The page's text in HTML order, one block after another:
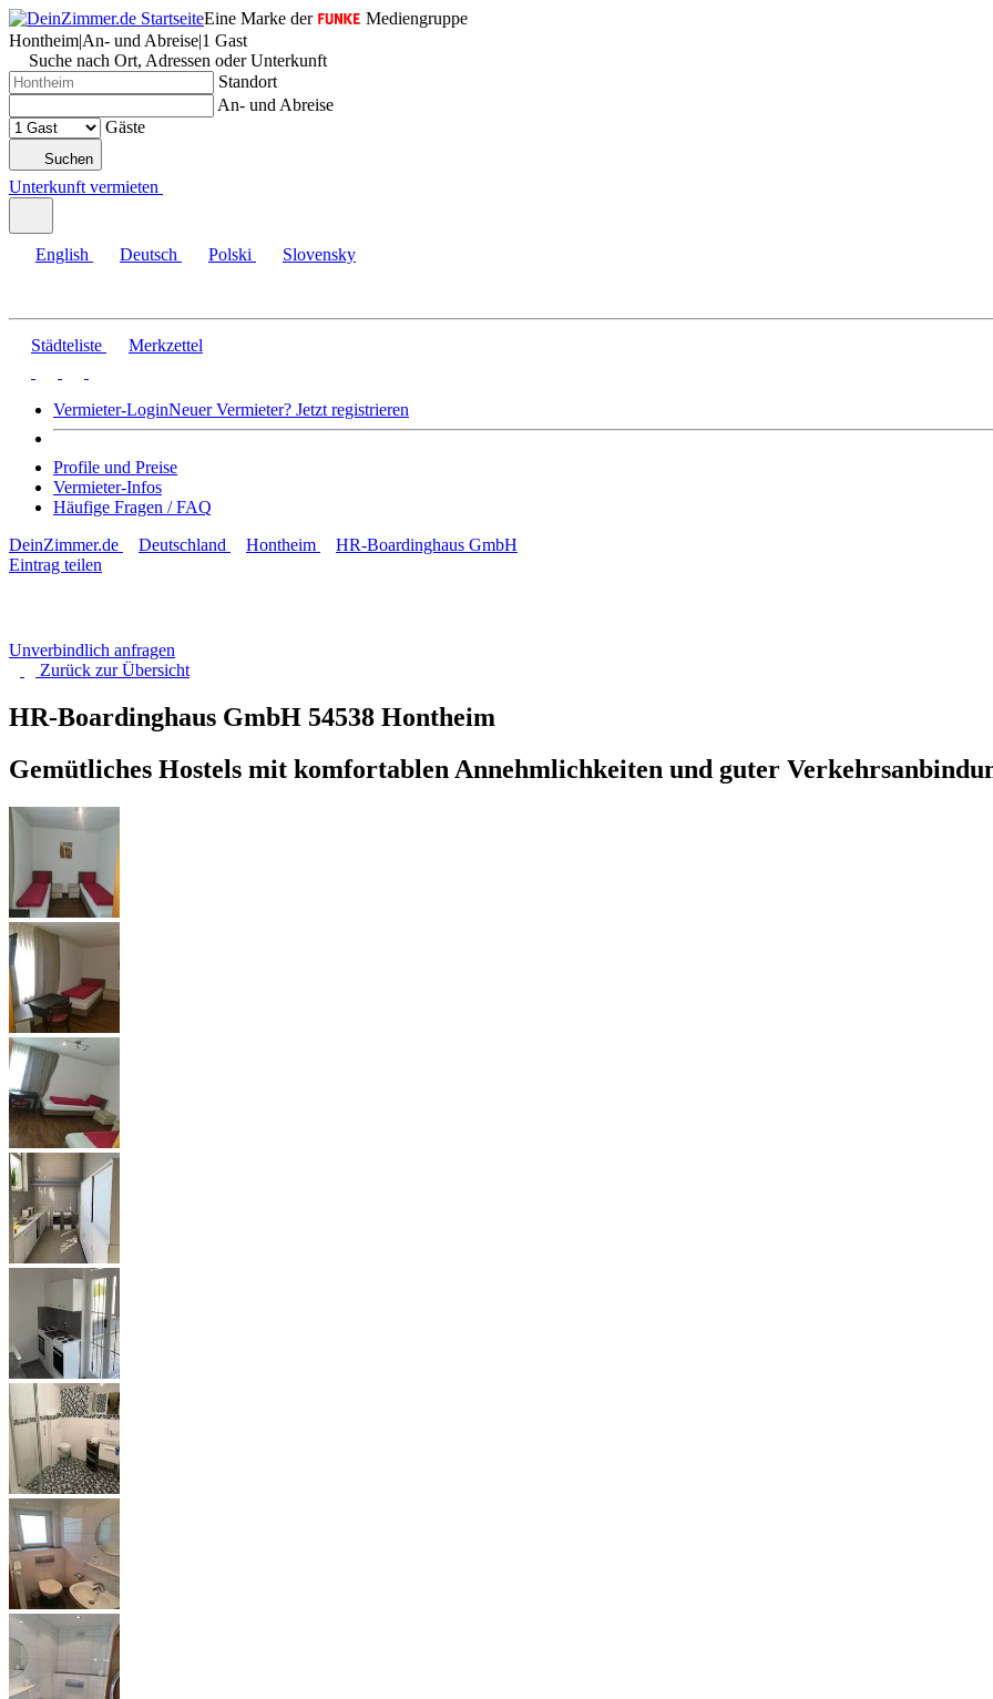
Eine Marke der
Mediengruppe
Hontheim|An- und Abreise|1 Gast
Suche nach Ort, Adressen oder Unterkunft
Standort
An- und Abreise
Gäste
Suchen
Unterkunft vermieten
English Deutsch Polski Slovensky
Städteliste Merkzettel
Vermieter-LoginNeuer Vermieter? Jetzt registrieren
Profile und Preise
Vermieter-Infos
Häufige Fragen / FAQ
DeinZimmer.de
Deutschland Hontheim
HR-Boardinghaus GmbH
Eintrag teilen
Unverbindlich anfragen
Zurück zurÜbersicht
HR-Boardinghaus GmbH 54538 Hontheim
Gemütliches Hostels mit komfortablen Annehmlichkeiten und guter